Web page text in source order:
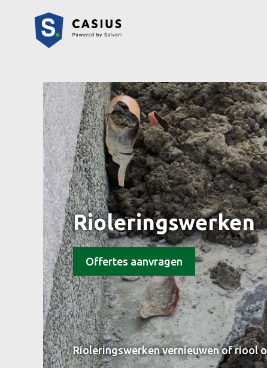
Rioleringswerken
Offertes aanvragen
Rioleringswerken vernieuwen of riool